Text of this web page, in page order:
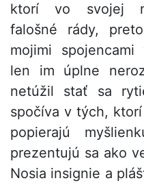
ktorí vo svojej
falošné rády,
mojimi
len im úplne
netúžil stať sa
spočíva v tých,
popierajú
prezentujú sa ako
Nosia insignie a